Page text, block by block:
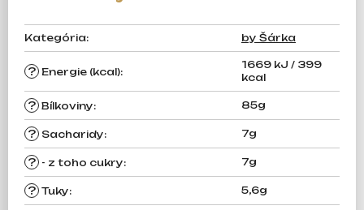
Kategória: by Šárka
? Energie (kcal):
1669 kJ / 399
kcal
? Bílkoviny: 85g
? Sacharidy: 7g
? - z toho cukry: 7g
? Tuky: 5,6g